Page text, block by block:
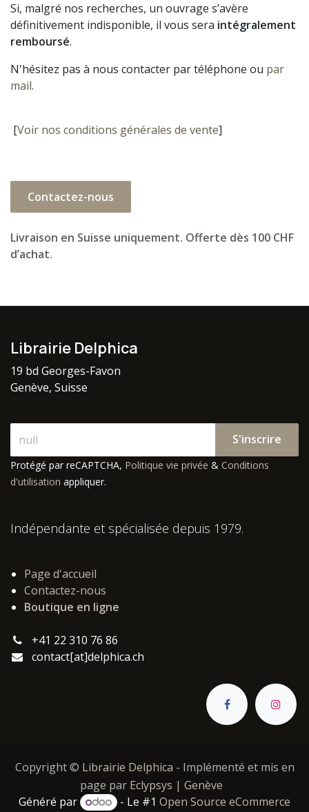
Si, malgré nos recherches, un ouvrage s’avère
définitivement indisponible, il vous sera intégralement
remboursé.
N'hésitez pas à nous contacter par téléphone ou par
mail.
[Voir nos conditions générales de vente]
Contactez-nous
Livraison en Suisse uniquement. Offerte dès 100 CHF
d’achat.
Librairie Delphica
19 bd Georges-Favon
Genève, Suisse
S'inscrire
Protégé par reCAPTCHA, Politique vie privée & Conditions
d'utilisation appliquer.
Indépendante et spécialisée depuis 1979.
Page d'accueil
Contactez-nous
Boutique en ligne
+41 22 310 76 86
contact[at]delphica.ch
Copyright © Librairie Delphica - Implémenté et mis en
page par Eclypsys | Genève
Généré par
- Le #1Open Source eCommerce